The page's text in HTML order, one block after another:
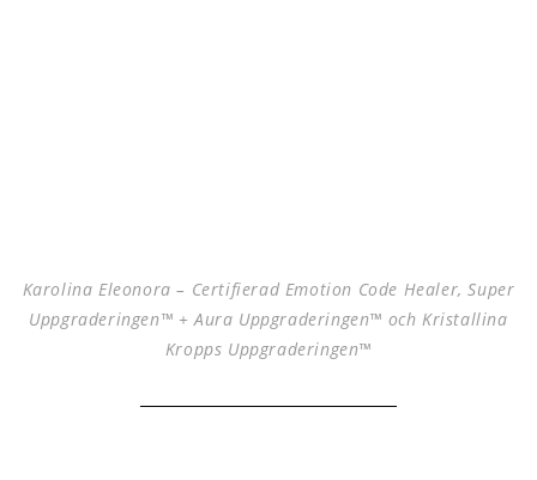
Karolina Eleonora – Certifierad Emotion Code Healer, Super
Uppgraderingen™ + Aura Uppgraderingen™ och Kristallina
Kropps Uppgraderingen™